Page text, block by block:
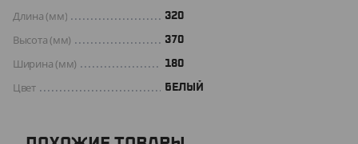
Длина (мм) 320
Высота (мм) 370
Ширина (мм) 180
Цвет БЕЛЫЙ